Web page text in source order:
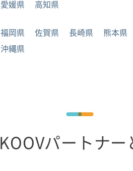
愛媛県
高知県
福岡県 佐賀県 長崎県 熊本県
沖縄県
KOOVパートナー